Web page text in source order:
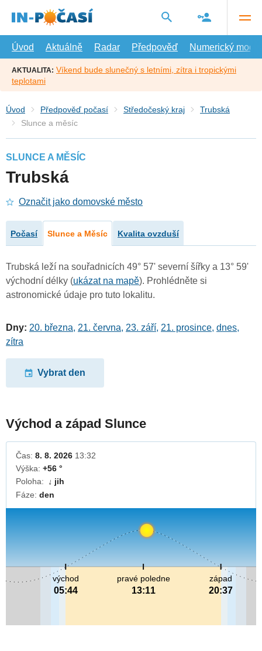
hlavní
Úvod
Aktuálně Radar Předpověď Numerický model
AKTUALITA: Víkend bude slunečný s letními, zítra i tropickými
teplotami
Úvod Předpověď počasí Středočeský kraj
Trubská
Slunce a měsíc
SLUNCE A MĚSÍC
Trubská
Označit jako domovské město
Počasí Slunce a Měsíc Kvalita ovzduší
Trubská leží na souřadnicích 49° 57' severní šířky a 13° 59'
východní délky (ukázat na mapě). Prohlédněte si
astronomické údaje pro tuto lokalitu.
Dny: 20. března, 21. června, 23. září, 21. prosince, dnes,
zítra
Vybrat den
Východ a západ Slunce
Čas: 8. 8. 2026 13:32
Výška: +56 °
Poloha:
↓ jih
Fáze: den
pravé poledne
13:11
východ
05:44
západ
20:37